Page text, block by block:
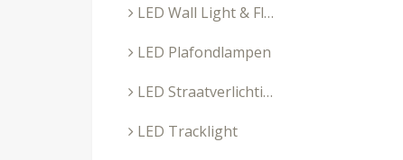
LED Wall Light & Floodlight
LED Plafondlampen
LED Straatverlichting
LED Tracklight